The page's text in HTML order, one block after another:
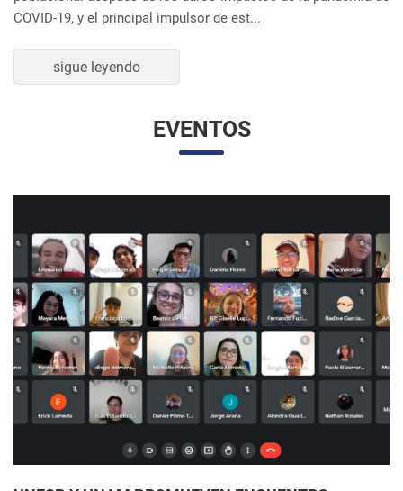
UNESP Y UNAM PROMUEVEN ENCUENTRO
VIRTUAL DE ESTUDIANTES DE RELACIONES
INTERNACIONALES
07/05/2023 10:23 | Beatriz Zanin de Moraes
El pasado miércoles (26), estudiantes de la carrera de